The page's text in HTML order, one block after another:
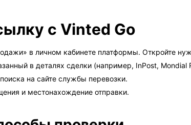
с Vinted Go
в личном кабинете платформы. Откройте
в деталях сделки (например, InPost, Mondial
на сайте службы перевозки.
и местонахождение отправки.